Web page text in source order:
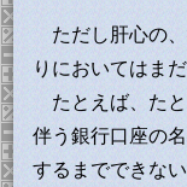
ただし肝心の、
りにおいてはま
たとえば、たと
伴う銀行口座の
するまでできな